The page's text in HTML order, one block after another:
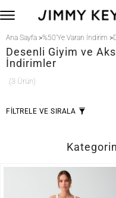
Ana Sayfa >%50'Ye Varan İndirim >
Desenli Giyim ve
İndirimler
(3 Ürün)
FİLTRELE VE SIRALA